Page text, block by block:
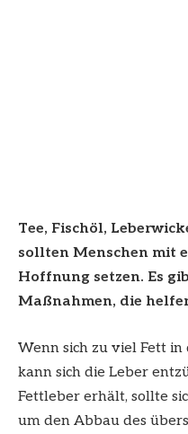
Tee, Fischöl,
sollten Menschen mit
Hoffnung setzen. Es
Maßnahmen, die
Wenn sich zu viel Fett
kann sich die Leber
Fettleber erhält, sollte
um den Abbau des